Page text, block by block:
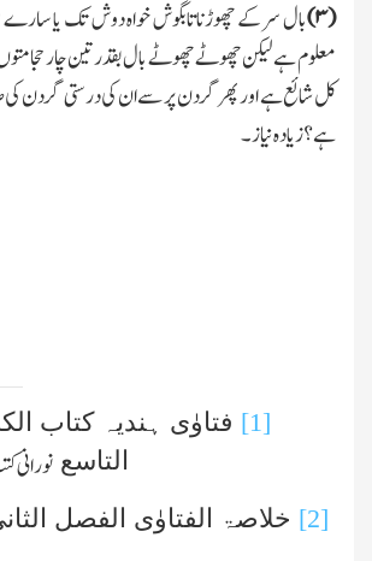
(۳) بال سر کے چھوڑنا تابگوش خواہ دوش تك یا سارے
معلوم ہے لیکن چھوٹے چھوٹے بال بقدر تین چار
کل شائع ہے اور پھر گردن پر سے ان کی درستی گردن کی
ہے؟ زیادہ نیاز۔
[1] فتاوٰی ہندیہ کتاب
التاسع نورانی
[2] خلاصۃ الفتاوٰی الفصل